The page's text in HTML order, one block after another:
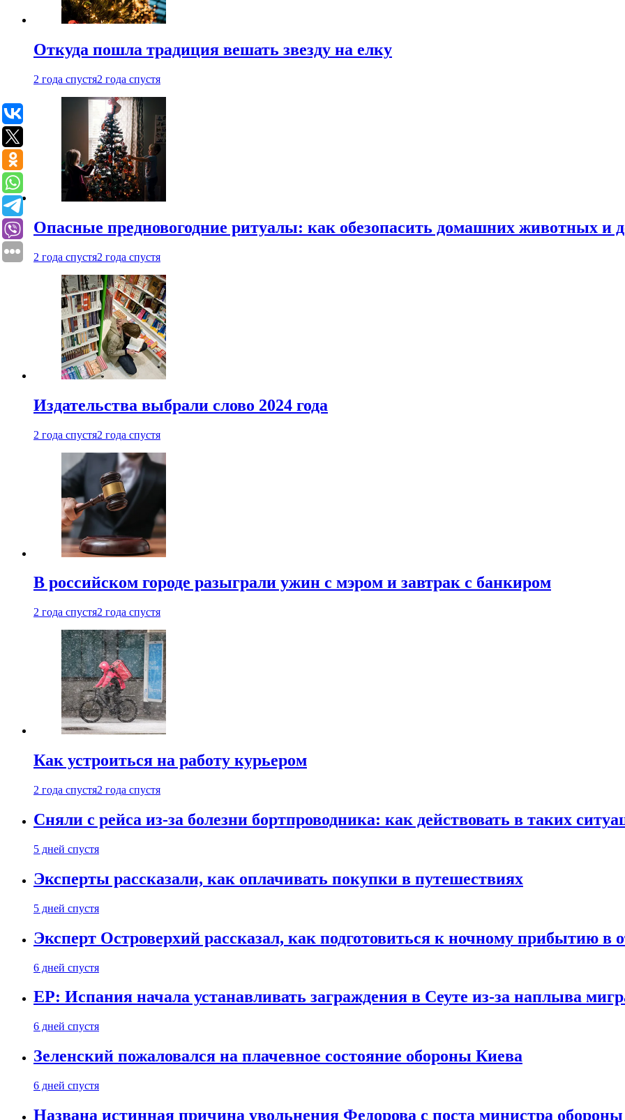
Откуда пошла традиция вешать звезду на елку
2 года спустя2 года спустя
Опасные предновогодние ритуалы: как обезопасить домашних животных и
2 года спустя2 года спустя
Издательства выбрали слово 2024 года
2 года спустя2 года спустя
В российском городе разыграли ужин с мэром и завтрак с банкиром
2 года спустя2 года спустя
Как устроиться на работу курьером
2 года спустя2 года спустя
Сняли с рейса из-за болезни бортпроводника: как действовать в таких
5 дней спустя
Эксперты рассказали, как оплачивать покупки в путешествиях
5 дней спустя
Эксперт Островерхий рассказал, как подготовиться к ночному прибытию в
6 дней спустя
EP: Испания начала устанавливать заграждения в Сеуте из-за наплыва
6 дней спустя
Зеленский пожаловался на плачевное состояние обороны Киева
6 дней спустя
Названа истинная причина увольнения Федорова с поста министра